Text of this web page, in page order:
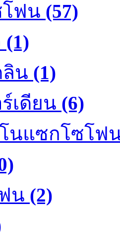
ฟน (57)
(1)
น (1)
เดียน (6)
นแซกโซโฟ
น (2)